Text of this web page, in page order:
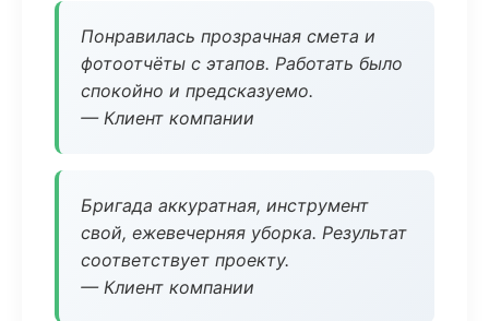
Понравилась прозрачная смета и
фотоотчёты с этапов. Работать было
спокойно и предсказуемо.
— Клиент компании
Бригада аккуратная, инструмент
свой, ежевечерняя уборка. Результат
соответствует проекту.
— Клиент компании